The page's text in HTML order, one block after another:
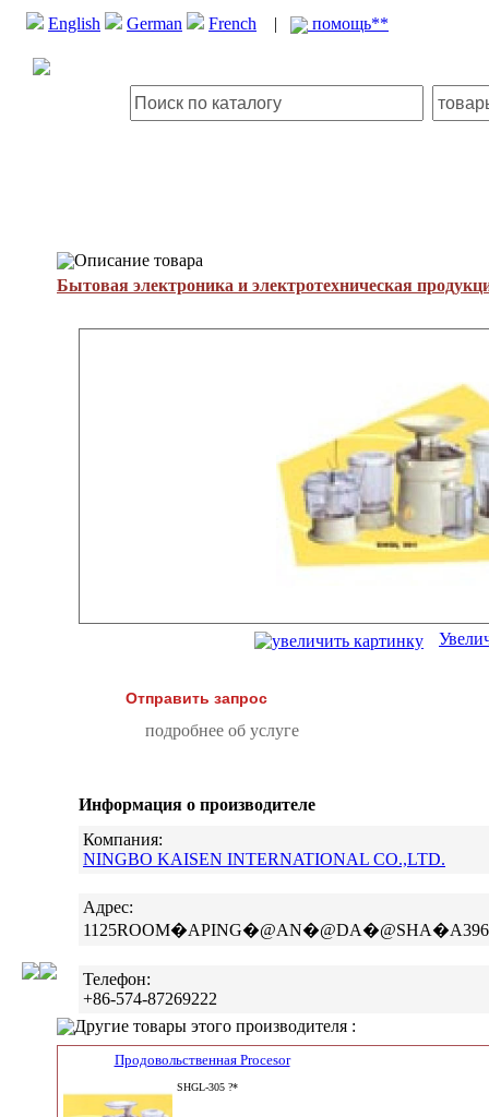
English German French | помощь**
Описание товара
Бытовая электроника и электротехническая
Отправить запрос
подробнее об услуге
Информация о производителе
Компания:
NINGBO KAISEN INTERNATIONAL CO.,LTD.
Адрес:
Телефон:
+86-574-87269222
Другие товары этого производителя :
Продовольственная Procesor
SHGL-305 ?*